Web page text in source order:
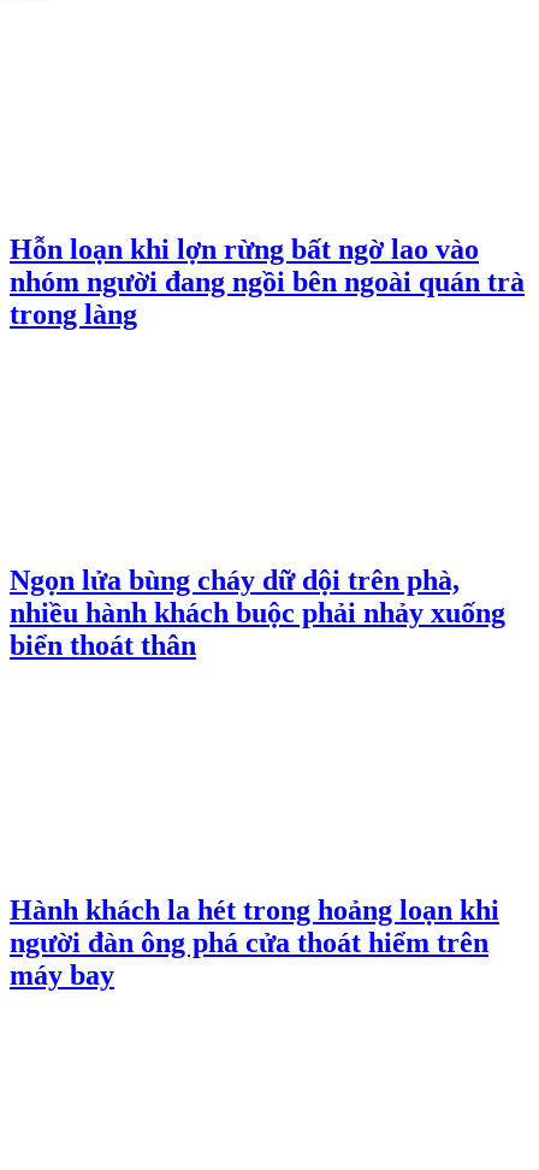
Hỗn loạn khi lợn rừng bất ngờ lao vào
nhóm người đang ngồi bên ngoài quán trà
trong làng
Ngọn lửa bùng cháy dữ dội trên phà,
nhiều hành khách buộc phải nhảy xuống
biển thoát thân
Hành khách la hét trong hoảng loạn khi
người đàn ông phá cửa thoát hiểm trên
máy bay